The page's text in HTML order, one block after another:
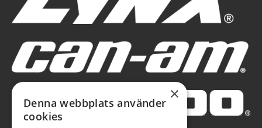
×
Denna webbplats använder
cookies